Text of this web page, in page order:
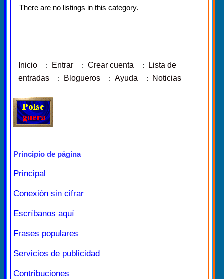
There are no listings in this category.
Inicio : Entrar : Crear cuenta :
Lista de
entradas
: Blogueros : Ayuda : Noticias
Principio de página
Principal
Conexión sin cifrar
Escríbanos aquí
Frases populares
Servicios de publicidad
Contribuciones